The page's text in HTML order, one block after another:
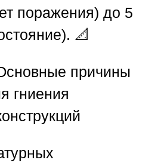
поражения) до 5
📐
причины
гниения